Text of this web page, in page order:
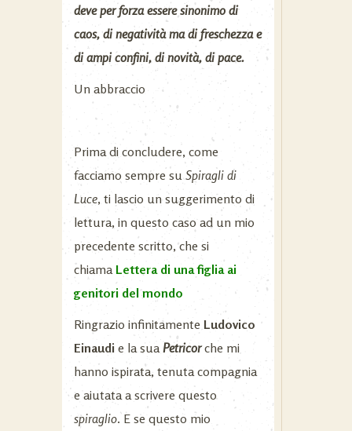
deve per forza essere sinonimo di
caos, di negatività ma di freschezza e
di ampi confini, di novità, di pace.
Un abbraccio
Prima di concludere, come
facciamo sempre suSpiragli di
Luce, ti lascio un suggerimento di
lettura, in questo caso ad un mio
precedente scritto, che si
chiamaLettera di una figlia ai
genitori del mondo
Ringrazio infinitamente Ludovico
Einaudi e la suaPetricorche mi
hanno ispirata, tenuta compagnia
e aiutata a scrivere questo
spiraglio. E se questo mio